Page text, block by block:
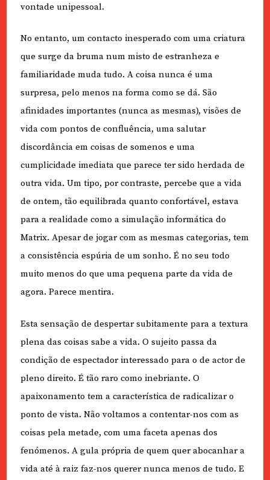
vontade unipessoal.
No entanto, um contacto inesperado com uma criatura
que surge da bruma num misto de estranheza e
familiaridade muda tudo. A coisa nunca é uma
surpresa, pelo menos na forma como se dá. São
afinidades importantes (nunca as mesmas), visões de
vida com pontos de confluência, uma salutar
discordância em coisas de somenos e uma
cumplicidade imediata que parece ter sido herdada de
outra vida. Um tipo, por contraste, percebe que a vida
de ontem, tão equilibrada quanto confortável, estava
para a realidade como a simulação informática do
Matrix. Apesar de jogar com as mesmas categorias, tem
a consistência espúria de um sonho. É no seu todo
muito menos do que uma pequena parte da vida de
agora. Parece mentira.
Esta sensação de despertar subitamente para a textura
plena das coisas sabe a vida. O sujeito passa da
condição de espectador interessado para o de actor de
pleno direito. É tão raro como inebriante. O
apaixonamento tem a característica de radicalizar o
ponto de vista. Não voltamos a contentar-nos com as
coisas pela metade, com uma faceta apenas dos
fenómenos. A gula própria de quem quer abocanhar a
vida até à raiz faz-nos querer nunca menos de tudo. E